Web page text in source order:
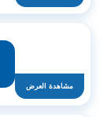
مشاهدة العرض